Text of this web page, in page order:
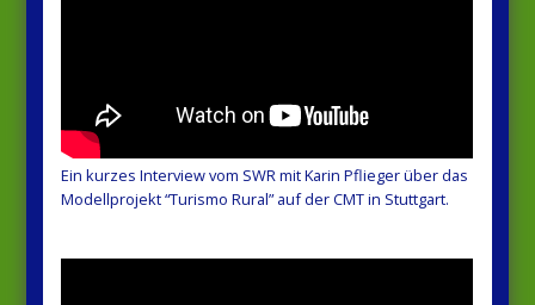
Ein kurzes Interview vom SWR mit Karin Pflieger über das
Modellprojekt “Turismo Rural” auf der CMT in Stuttgart.